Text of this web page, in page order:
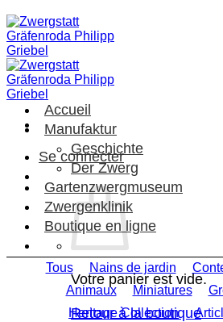
Passer
au
contenu
Se connecter
Votre panier est vide.
Retour à la boutique
Accueil
Manufaktur
Geschichte
Der Zwerg
Gartenzwergmuseum
Zwergenklinik
Boutique en ligne
Tous Nains de jardin
Animaux
Miniatures
Heritage Collection